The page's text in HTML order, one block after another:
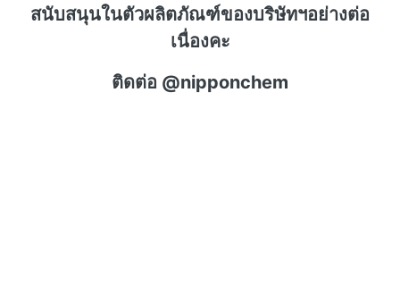
สนับสนุนในตัวผลิตภัณฑ์ของบริษัทฯอย่างต่อ
เนื่องคะ
ติดต่อ @nipponchem